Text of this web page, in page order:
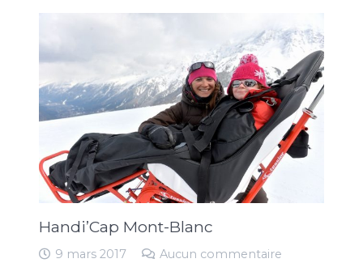
Handi’Cap Mont-Blanc
9 mars 2017 Aucun commentaire